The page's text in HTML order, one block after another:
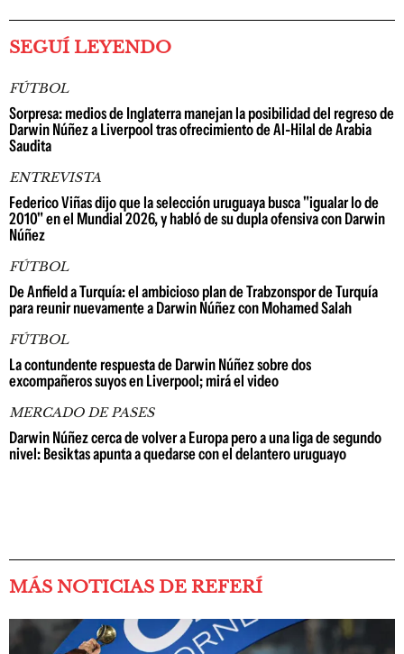
SEGUÍ LEYENDO
FÚTBOL
Sorpresa: medios de Inglaterra manejan la posibilidad del regreso de
Darwin Núñez a Liverpool tras ofrecimiento de Al-Hilal de Arabia
Saudita
ENTREVISTA
Federico Viñas dijo que la selección uruguaya busca "igualar lo de
2010" en el Mundial 2026, y habló de su dupla ofensiva con Darwin
Núñez
FÚTBOL
De Anfield a Turquía: el ambicioso plan de Trabzonspor de Turquía
para reunir nuevamente a Darwin Núñez con Mohamed Salah
FÚTBOL
La contundente respuesta de Darwin Núñez sobre dos
excompañeros suyos en Liverpool; mirá el video
MERCADO DE PASES
Darwin Núñez cerca de volver a Europa pero a una liga de segundo
nivel: Besiktas apunta a quedarse con el delantero uruguayo
MÁS NOTICIAS DE REFERÍ